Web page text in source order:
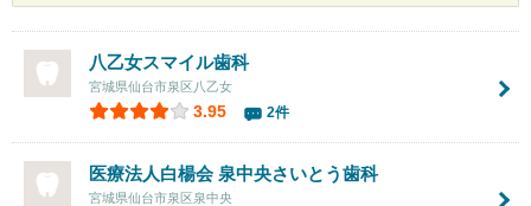
八乙女スマイル歯科
宮城県仙台市泉区八乙女
3.95 2件
医療法人白楊会 泉中央さいとう歯科
宮城県仙台市泉区泉中央